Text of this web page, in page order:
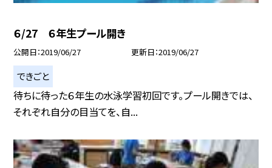
６/27 ６年生プール開き
公開日 2019/06/27 更新日 2019/06/27
できごと
待ちに待った６年生の水泳学習初回です。プール開きでは、
それぞれ自分の目当てを、自...